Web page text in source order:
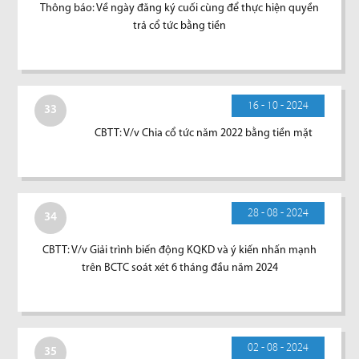
Thông báo: Về ngày đăng ký cuối cùng để thực hiện quyền
trả cổ tức bằng tiền
33 16 - 10 - 2024
CBTT: V/v Chia cổ tức năm 2022 bằng tiền mặt
34 28 - 08 - 2024
CBTT: V/v Giải trình biến động KQKD và ý kiến nhấn mạnh
trên BCTC soát xét 6 tháng đầu năm 2024
35 02 - 08 - 2024